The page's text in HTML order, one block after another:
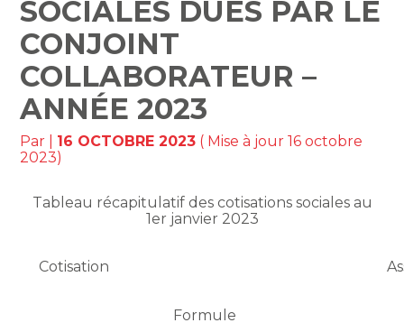
SOCIALES DUES PAR LE
CONJOINT
COLLABORATEUR –
ANNÉE 2023
Par 16 OCTOBRE 2023 ( Mise à jour 16 octobre
2023)
Tableau récapitulatif des cotisations sociales au
1er janvier 2023
Cotisation
Formule